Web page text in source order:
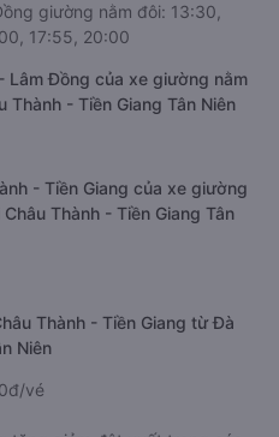
giường nằm đôi: 13:30,
17:55, 20:00
Đồng của xe giường nằm
- Tiền Giang Tân Niên
- Tiền Giang của xe giường
Thành - Tiền Giang Tân
Thành - Tiền Giang từ Đà
Niên
vé